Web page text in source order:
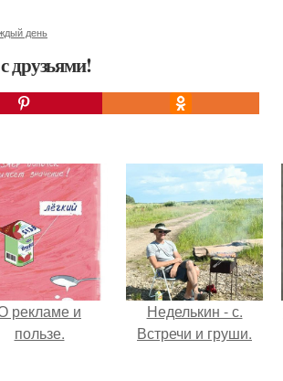
день
друзьями!
рекламе и
пользе.
Неделькин - с.
Встречи и груши.